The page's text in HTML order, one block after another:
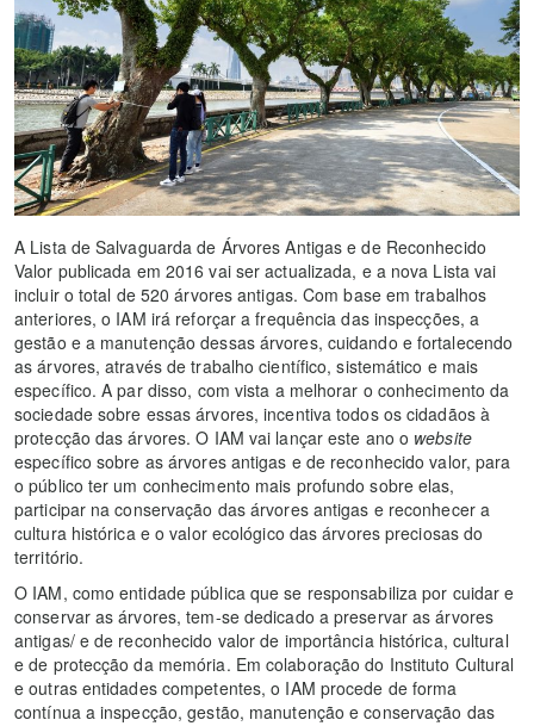
A Lista de Salvaguarda de Árvores Antigas e de Reconhecido
Valor publicada em 2016 vai ser actualizada, e a nova Lista vai
incluir o total de 520 árvores antigas. Com base em trabalhos
anteriores, o IAM irá reforçar a frequência das inspecções, a
gestão e a manutenção dessas árvores, cuidando e fortalecendo
as árvores, através de trabalho científico, sistemático e mais
específico. A par disso, com vista a melhorar o conhecimento da
sociedade sobre essas árvores, incentiva todos os cidadãos à
protecção das árvores. O IAM vai lançar este ano o website
específico sobre as árvores antigas e de reconhecido valor, para
o público ter um conhecimento mais profundo sobre elas,
participar na conservação das árvores antigas e reconhecer a
cultura histórica e o valor ecológico das árvores preciosas do
território.
O IAM, como entidade pública que se responsabiliza por cuidar e
conservar as árvores, tem-se dedicado a preservar as árvores
antigas/ e de reconhecido valor de importância histórica, cultural
e de protecção da memória. Em colaboração do Instituto Cultural
e outras entidades competentes, o IAM procede de forma
contínua a inspecção, gestão, manutenção e conservação das